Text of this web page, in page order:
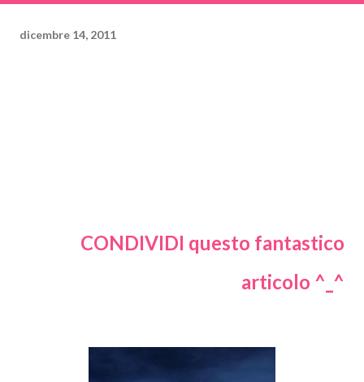
dicembre 14, 2011
CONDIVIDI questo fantastico
articolo ^_^